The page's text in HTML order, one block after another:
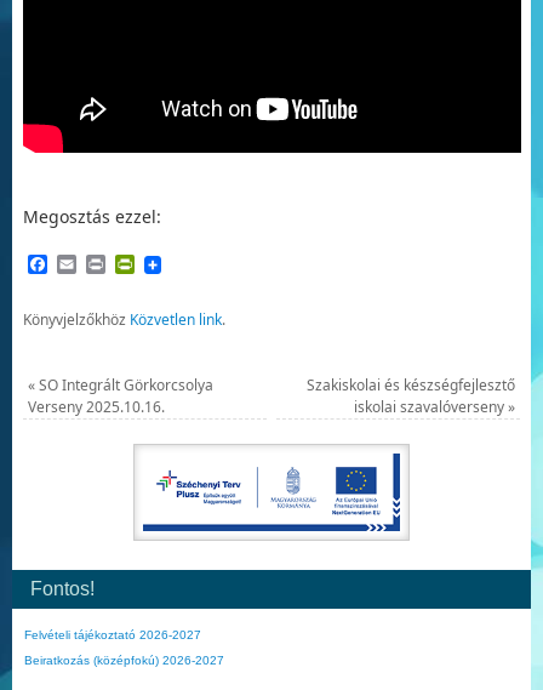
Megosztás ezzel:
Facebook
EmailPrintPrintFriendly
Könyvjelzőkhöz Közvetlen link.
«SO Integrált Görkorcsolya
Verseny 2025.10.16.
Szakiskolai és készségfejlesztő
iskolai szavalóverseny»
Fontos!
Felvételi tájékoztató 2026-2027
Beiratkozás (középfokú) 2026-2027